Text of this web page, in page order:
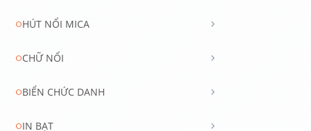
circleHÚT NỔI MICA chevron_right
circleCHỮ NỔI chevron_right
circleBIỂN CHỨC DANH chevron_right
circleIN BẠT chevron_right